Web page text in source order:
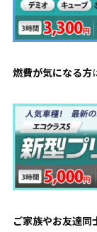
燃費が気になる方
ご家族やお友達同